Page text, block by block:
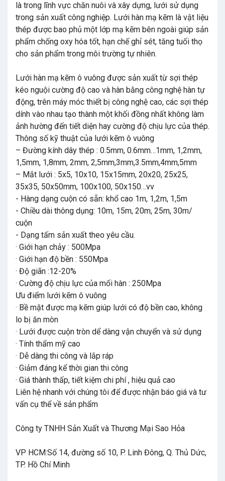
là trong lĩnh vực chăn nuôi và xây dựng, lưới sử dụng
trong sản xuất công nghiệp. Lưới hàn mạ kẽm là vật liệu
thép được bao phủ một lớp mạ kẽm bên ngoài giúp sản
phẩm chống oxy hóa tốt, hạn chế ghỉ sét, tăng tuối thọ
cho sản phẩm trong môi trường tự nhiên.
Lưới hàn mạ kẽm ô vuông được sản xuất từ sợi thép
kéo nguội cường độ cao và hàn bằng công nghệ hàn tự
động, trên máy móc thiết bị công nghệ cao, các sợi thép
dính vào nhau tạo thành một khối đồng nhất không làm
ảnh hường đến tiết diện hay cường độ chịu lực của thép.
Thông số kỹ thuật của lưới kẽm ô vuông
– Đường kính dây thép : 0.5mm, 0.6mm…1mm, 1,2mm,
1,5mm, 1,8mm, 2mm, 2,5mm,3mm,3.5mm,4mm,5mm
– Mắt lưới : 5x5, 10x10, 15x15mm, 20x20, 25x25,
35x35, 50x50mm, 100x100, 50x150…vv
- Hàng dạng cuộn có sẵn: khổ cao 1m, 1,2m, 1,5m
- Chiều dài thông dụng: 10m, 15m, 20m, 25m, 30m/
cuộn
- Dạng tấm sản xuất theo yêu cầu.
· Giới hạn chảy : 500Mpa
· Giới hạn độ bền : 550Mpa
· Độ giãn :12-20%
· Cường độ chịu lực của mối hàn : 250Mpa
Ưu điểm lưới kẽm ô vuông
· Bề mặt được mạ kẽm giúp lưới có độ bền cao, không
lo bị ăn mòn
· Lưới được cuộn tròn dể dàng vận chuyển và sử dụng
· Tính thẩm mỹ cao
· Dễ dàng thi công và lắp ráp
· Giảm đáng kể thời gian thi công
· Giá thành thấp, tiết kiệm chi phí , hiệu quả cao
Liên hệ nhanh với chúng tôi để được nhận báo giá và tư
vấn cụ thể về sản phẩm
Công ty TNHH Sản Xuất và Thương Mại Sao Hỏa
VP HCM:Số 14, đường số 10, P. Linh Đông, Q. Thủ Dức,
TP. Hồ Chí Minh